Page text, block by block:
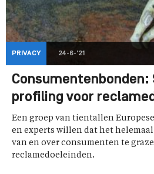
PRIVACY 24-6-'21
Consumentenbonden:
profiling voor
Een groep van tientallen
en experts willen dat het
van en over consumenten te
reclamedoeleinden.